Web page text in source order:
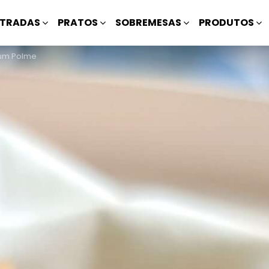
PRATOS SOBREMESAS PRODUTOS
Polme